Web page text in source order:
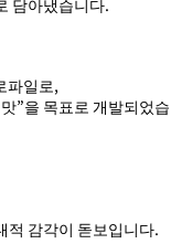
담아냈습니다.
파일로,
”을 목표로 개발되었습
적 감각이 돋보입니다.